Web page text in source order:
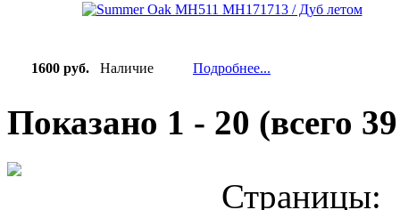
1600 руб. Наличие Подробнее...
Показано 1 - 20 (всего 39
Страницы: